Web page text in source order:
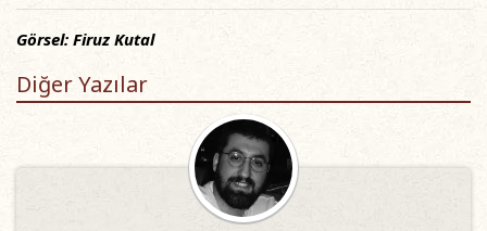
Görsel: Firuz Kutal
Diğer Yazılar